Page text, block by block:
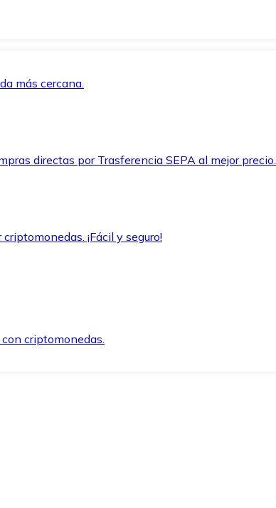
más cercana.
directas por Trasferencia SEPA al mejor precio.
¡Fácil y seguro!
criptomonedas.
pago.